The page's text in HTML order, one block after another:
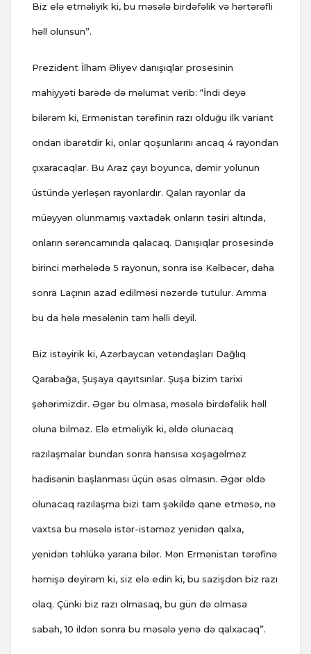
Biz elə etməliyik ki, bu məsələ birdəfəlik və hərtərəfli
həll olunsun”.
Prezident İlham Əliyev danışıqlar prosesinin
mahiyyəti barədə də məlumat verib: “İndi deyə
bilərəm ki, Ermənistan tərəfinin razı olduğu ilk variant
ondan ibarətdir ki, onlar qoşunlarını ancaq 4 rayondan
çıxaracaqlar. Bu Araz çayı boyunca, dəmir yolunun
üstündə yerləşən rayonlardır. Qalan rayonlar da
müəyyən olunmamış vaxtadək onların təsiri altında,
onların sərəncamında qalacaq. Danışıqlar prosesində
birinci mərhələdə 5 rayonun, sonra isə Kəlbəcər, daha
sonra Laçının azad edilməsi nəzərdə tutulur. Amma
bu da hələ məsələnin tam həlli deyil.
Biz istəyirik ki, Azərbaycan vətəndaşları Dağlıq
Qarabağa, Şuşaya qayıtsınlar. Şuşa bizim tarixi
şəhərimizdir. Əgər bu olmasa, məsələ birdəfəlik həll
oluna bilməz. Elə etməliyik ki, əldə olunacaq
razılaşmalar bundan sonra hansısa xoşagəlməz
hadisənin başlanması üçün əsas olmasın. Əgər əldə
olunacaq razılaşma bizi tam şəkildə qane etməsə, nə
vaxtsa bu məsələ istər-istəməz yenidən qalxa,
yenidən təhlükə yarana bilər. Mən Ermənistan tərəfinə
həmişə deyirəm ki, siz elə edin ki, bu sazişdən biz razı
olaq. Çünki biz razı olmasaq, bu gün də olmasa
sabah, 10 ildən sonra bu məsələ yenə də qalxacaq”.